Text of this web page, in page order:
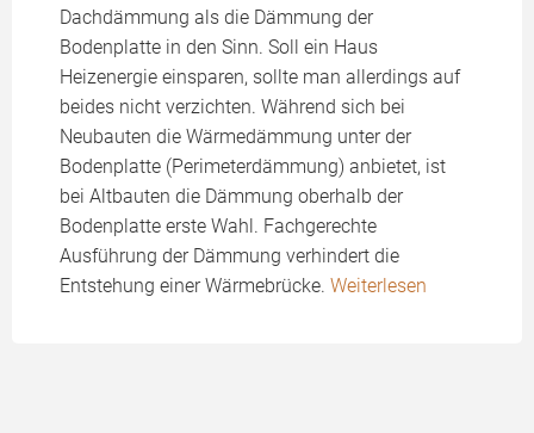
Dachdämmung als die Dämmung der
Bodenplatte in den Sinn. Soll ein Haus
Heizenergie einsparen, sollte man allerdings auf
beides nicht verzichten. Während sich bei
Neubauten die Wärmedämmung unter der
Bodenplatte (Perimeterdämmung) anbietet, ist
bei Altbauten die Dämmung oberhalb der
Bodenplatte erste Wahl. Fachgerechte
Ausführung der Dämmung verhindert die
Entstehung einer Wärmebrücke. Weiterlesen